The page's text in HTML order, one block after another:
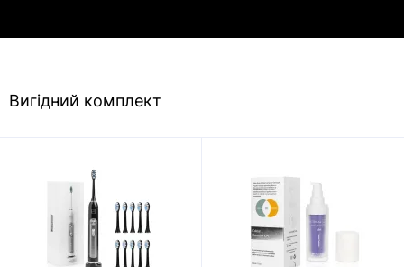
Вигідний комплект